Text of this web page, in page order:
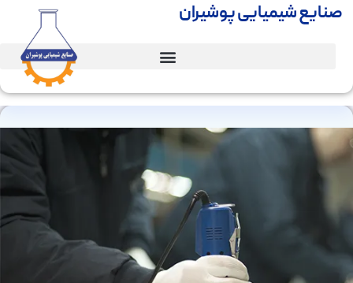
صنایع شیمیایی پوشیران